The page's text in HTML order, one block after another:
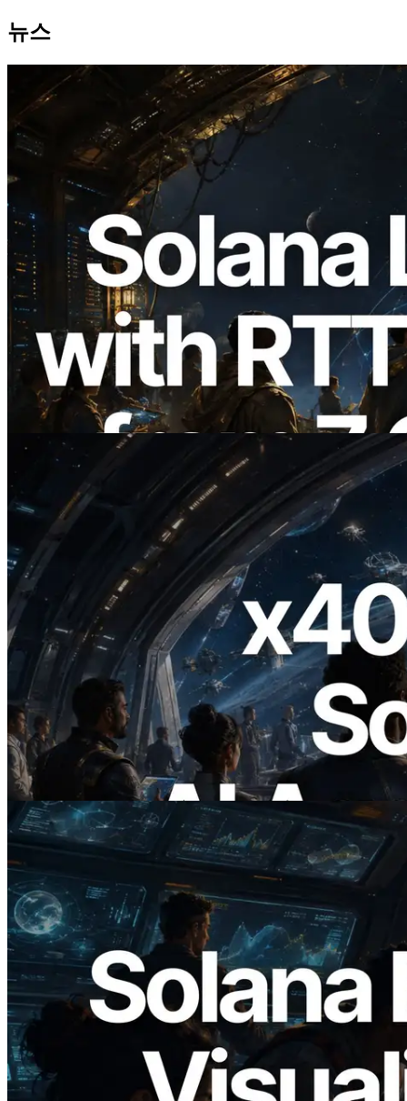
뉴스
2026.08.05
ERPC, Solana Leader Slot API를 전 세계
7개 리전 ping 측정으로 확장 —
Validators Information API도 공개
이 글 읽기
2026.07.04
ERPC, x402 지원 Solana RPC 공개 — AI
에이전트가 필요한 API에 온디맨드로 결
제하는 시대
이 글 읽기
2026.05.24
Validators Solutions, Solana 블록 애널라
이저 공개 — slot 단위 블록 생성 시간과